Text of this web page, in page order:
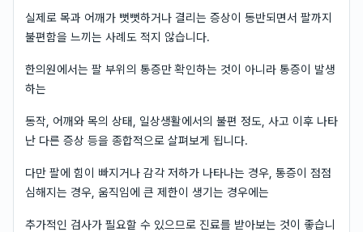
실제로 목과 어깨가 뻣뻣하거나 결리는 증상이 동반되면서 팔까지
불편함을 느끼는 사례도 적지 않습니다.
한의원에서는 팔 부위의 통증만 확인하는 것이 아니라 통증이 발생
하는
동작, 어깨와 목의 상태, 일상생활에서의 불편 정도, 사고 이후 나타
난 다른 증상 등을 종합적으로 살펴보게 됩니다.
다만 팔에 힘이 빠지거나 감각 저하가 나타나는 경우, 통증이 점점
심해지는 경우, 움직임에 큰 제한이 생기는 경우에는
추가적인 검사가 필요할 수 있으므로 진료를 받아보는 것이 좋습니